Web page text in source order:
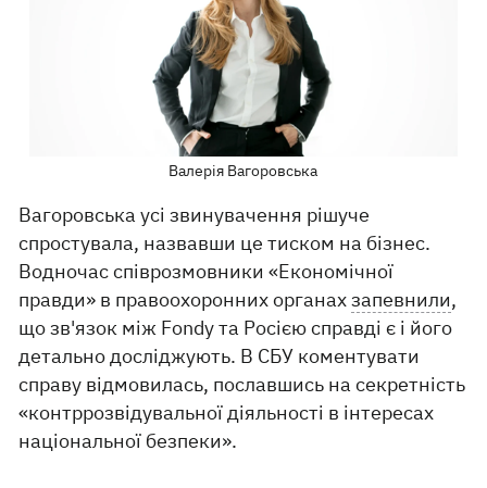
Валерія Вагоровська
Вагоровська усі звинувачення рішуче
спростувала, назвавши це тиском на бізнес.
Водночас співрозмовники «Економічної
правди» в правоохоронних органахзапевнили,
що зв'язок між Fondy та Росією справді є і його
детально досліджують. В СБУ коментувати
справу відмовилась, пославшись на секретність
«контррозвідувальної діяльності в інтересах
національної безпеки».